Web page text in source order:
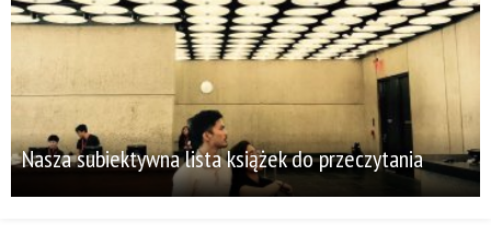
Nasza subiektywna lista książek do przeczytania